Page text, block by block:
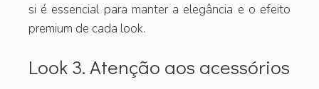
si é essencial para manter a elegância e o efeito
premium de cada look.
Look 3. Atenção aos acessórios